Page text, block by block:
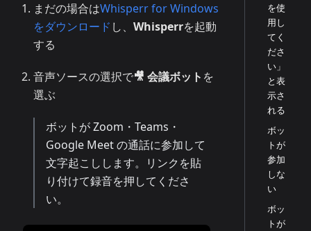
まだの場合はWhisperr for Windows
をダウンロード し、 Whisperrを起動
する
音声ソースの選択で🎥 会議ボット を
選ぶ
ボットが Zoom・Teams・
Google Meet の通話に参加して
文字起こしします。リンクを貼
り付けて録音を押してくださ
い。
を使
用し
てく
ださ
い」
と表
示さ
れる
ボッ
トが
参加
しな
い
ボッ
トが